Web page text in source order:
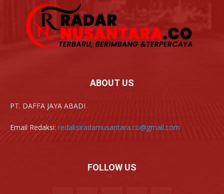
ABOUT US
PT. DAFFA JAYA ABADI
Email Redaksi: redaksiradarnusantara.co@gmail.com
FOLLOW US